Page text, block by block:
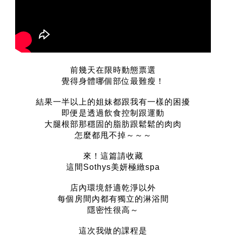
前幾天在限時動態票選
覺得身體哪個部位最難瘦！
結果一半以上的姐妹都跟我有一樣的困擾
即便是透過飲食控制跟運動
大腿根部那穩固的脂肪跟鬆鬆的肉肉
怎麼都甩不掉～～～
來！這篇請收藏
這間Sothys美妍極緻spa
店內環境舒適乾淨以外
每個房間內都有獨立的淋浴間
隱密性很高～
這次我做的課程是